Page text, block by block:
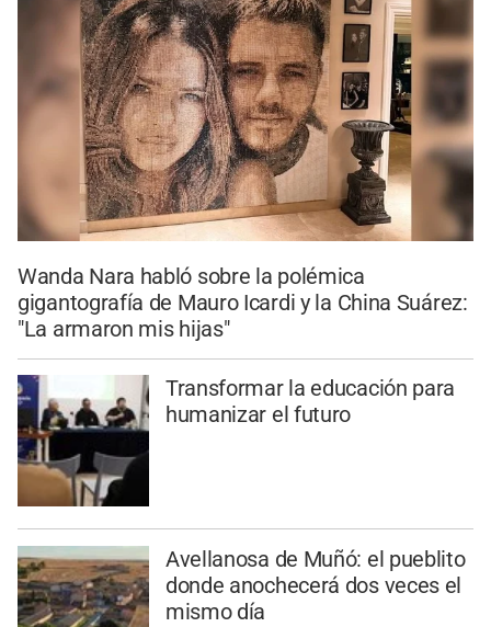
Wanda Nara habló sobre la polémica
gigantografía de Mauro Icardi y la China Suárez:
"La armaron mis hijas"
Transformar la educación para
humanizar el futuro
Avellanosa de Muñó: el pueblito
donde anochecerá dos veces el
mismo día